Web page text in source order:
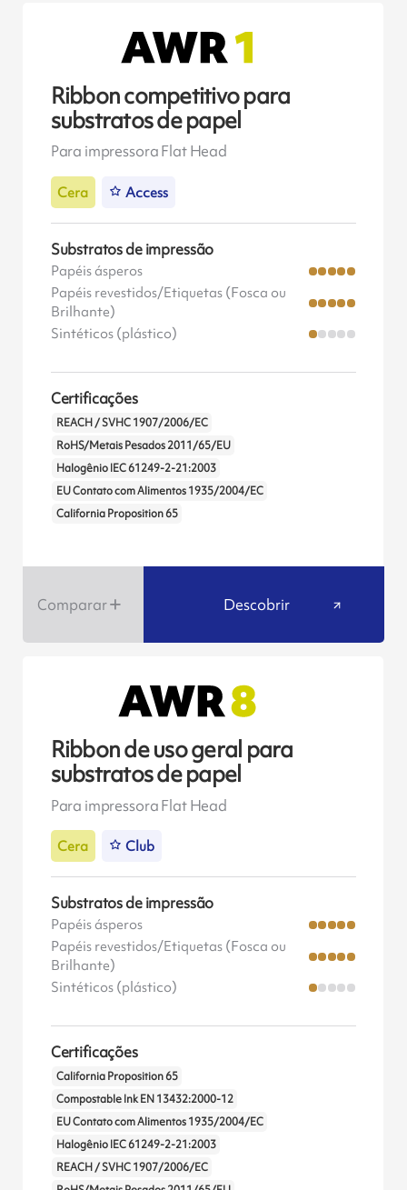
Ribbon competitivo para
substratos de papel
Para impressora Flat Head
Cera Access
Substratos de impressão
Papéis ásperos
Papéis revestidos/Etiquetas (Fosca ou
Brilhante)
Sintéticos (plástico)
Certificações
REACH / SVHC 1907/2006/EC
RoHS/Metais Pesados 2011/65/EU
Halogênio IEC 61249-2-21:2003
EU Contato com Alimentos 1935/2004/EC
California Proposition 65
Comparar Descobrir
Ribbon de uso geral para
substratos de papel
Para impressora Flat Head
Cera Club
Substratos de impressão
Papéis ásperos
Papéis revestidos/Etiquetas (Fosca ou
Brilhante)
Sintéticos (plástico)
Certificações
California Proposition 65
Compostable Ink EN 13432:2000-12
EU Contato com Alimentos 1935/2004/EC
Halogênio IEC 61249-2-21:2003
REACH / SVHC 1907/2006/EC